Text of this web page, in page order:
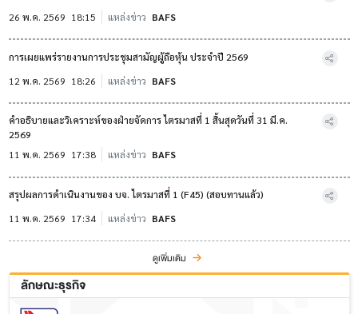
26 พ.ค. 2569 18:15 แหล่งข่าว BAFS
การเผยแพร่รายงานการประชุมสามัญผู้ถือหุ้น ประจำปี 2569
12 พ.ค. 2569 18:26 แหล่งข่าว BAFS
คำอธิบายและวิเคราะห์ของฝ่ายจัดการ ไตรมาสที่ 1 สิ้นสุดวันที่ 31 มี.ค.
2569
11 พ.ค. 2569 17:38 แหล่งข่าว BAFS
สรุปผลการดำเนินงานของ บจ. ไตรมาสที่ 1 (F45) (สอบทานแล้ว)
11 พ.ค. 2569 17:34 แหล่งข่าว BAFS
ดูเพิ่มเติม
ลักษณะธุรกิจ